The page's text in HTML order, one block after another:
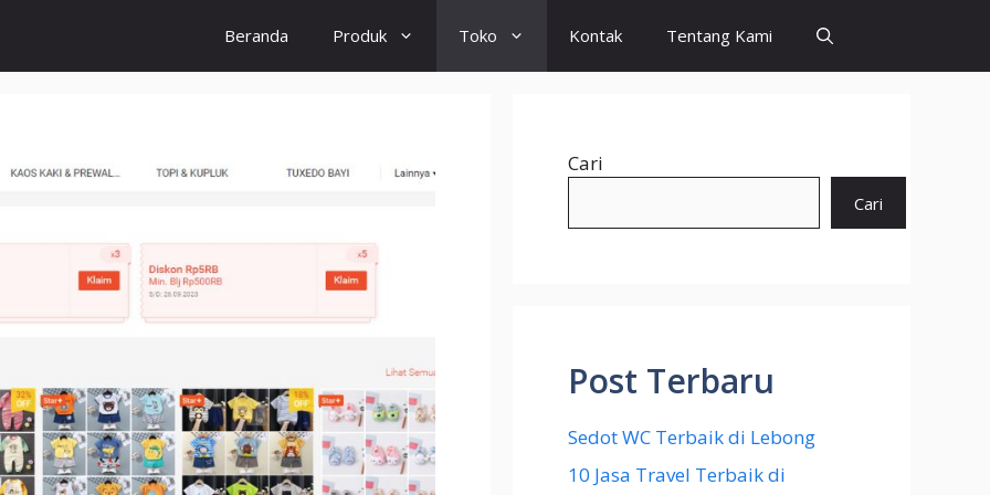
Beranda Produk Toko Kontak Tentang Kami
Cari
Cari
Post Terbaru
Sedot WC Terbaik di Lebong
10 Jasa Travel Terbaik di